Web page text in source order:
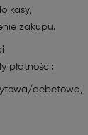
kasy,
zakupu.
płatności:
debetowa,